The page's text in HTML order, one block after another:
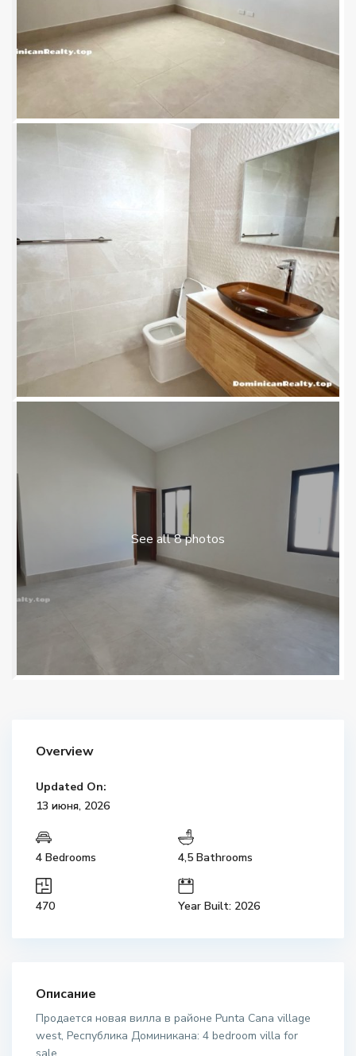
See all 8 photos
Overview
Updated On:
13 июня, 2026
4 Bedrooms 4,5 Bathrooms
470 Year Built: 2026
Описание
Продается новая вилла в районе Punta Cana village
west, Республика Доминикана: 4 bedroom villa for